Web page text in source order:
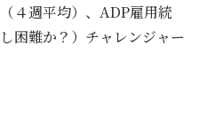
４週平均）、ADP雇用統
困難か？）チャレンジャー